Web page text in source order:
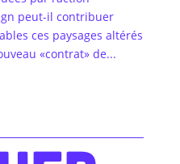
peut-il contribuer
ces paysages altérés
«contrat» de...